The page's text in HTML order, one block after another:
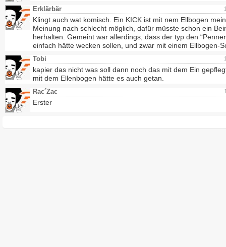
Erklärbär
Klingt auch wat komisch. Ein KICK ist mit nem Ellbogen
Meinung nach schlecht möglich, dafür müsste schon ein
herhalten. Gemeint war allerdings, dass der typ den
einfach hätte wecken sollen, und zwar mit einem Ellbogen-
Tobi
kapier das nicht was soll dann noch das mit dem Ein
mit dem Ellenbogen hätte es auch getan.
Rac´Zac
Erster